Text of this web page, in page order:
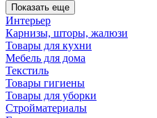
Показать еще
Интерьер
Карнизы, шторы, жалюзи
Товары для кухни
Мебель для дома
Текстиль
Товары гигиены
Товары для уборки
Стройматериалы